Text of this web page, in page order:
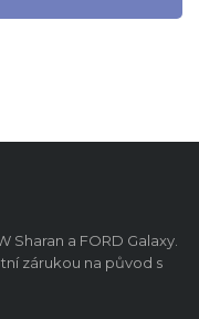
a FORD Galaxy.
zárukou na původ s